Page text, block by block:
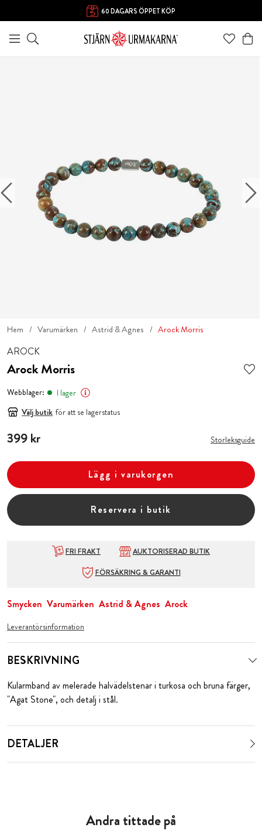
60 DAGARS ÖPPET KÖP
FRI FRAKT ÖVER 1000 KR
Hem Varumärken Astrid & Agnes Arock Morris
AROCK
Arock Morris
Webblager:
I lager
Välj butik för att se lagerstatus
Pris:399 kr
399 kr Storleksguide
Lägg i varukorgen
Reservera i butik
FRI FRAKT
AUKTORISERAD BUTIK
FÖRSÄKRING & GARANTI
Smycken Varumärken Astrid & Agnes Arock
Leverantörsinformation
BESKRIVNING
Kularmband av melerade halvädelstenar i turkosa och bruna färger,
"Agat Stone", och detalj i stål.
DETALJER
Andra tittade på